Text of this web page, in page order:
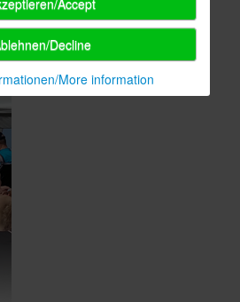
Accept
Decline
More information